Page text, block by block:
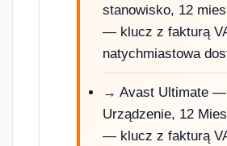
stanowisko, 12
— klucz z fakturą
natychmiastowa
→ Avast Ultimate
Urządzenie, 12
— klucz z fakturą